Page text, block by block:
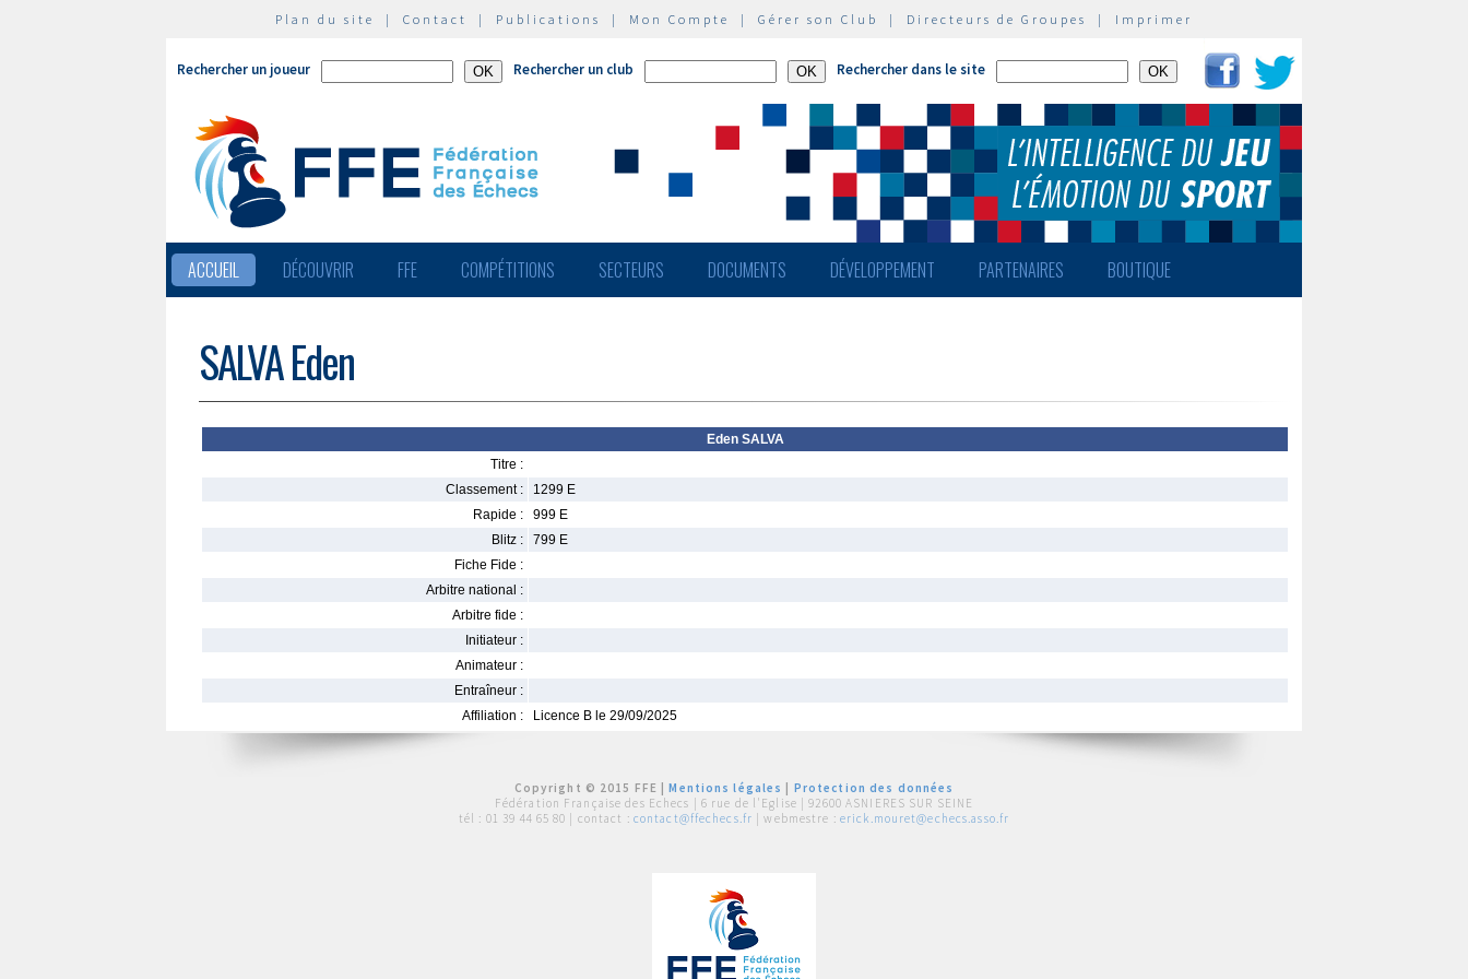
Plan du site | Contact | Publications | Mon Compte | Gérer son Club | Directeurs de Groupes | Imprimer
Rechercher un joueur Rechercher un club Rechercher dans le site
ACCUEIL DÉCOUVRIR FFE COMPÉTITIONS SECTEURS DOCUMENTS DÉVELOPPEMENT PARTENAIRES BOUTIQUE
SALVA Eden
Eden SALVA
Titre :
Classement :
1299 E
Rapide :
999 E
Blitz :
799 E
Fiche Fide :
Arbitre national :
Arbitre fide :
Initiateur :
Animateur :
Entraîneur :
Affiliation :
Licence B le 29/09/2025
Copyright © 2015 FFE |Mentions légales
Protection des données
Fédération Française des Echecs | 6 rue de l'Eglise | 92600 ASNIERES SUR SEINE
tél : 01 39 44 65 80 | contact : contact@ffechecs.fr | webmestre : erick.mouret@echecs.asso.fr